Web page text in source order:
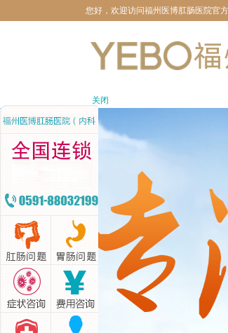
您好，欢迎访问福州医博肛肠医院官
关闭